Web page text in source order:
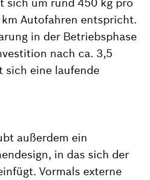
Autofahren entspricht.
in der Betriebsphase
nach ca. 3,5
sich eine laufende
außerdem ein
in das sich der
Vormals externe